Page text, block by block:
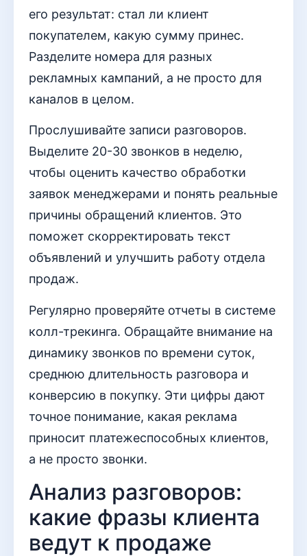
его результат: стал ли клиент
покупателем, какую сумму принес.
Разделите номера для разных
рекламных кампаний, а не просто для
каналов в целом.
Прослушивайте записи разговоров.
Выделите 20-30 звонков в неделю,
чтобы оценить качество обработки
заявок менеджерами и понять реальные
причины обращений клиентов. Это
поможет скорректировать текст
объявлений и улучшить работу отдела
продаж.
Регулярно проверяйте отчеты в системе
колл-трекинга. Обращайте внимание на
динамику звонков по времени суток,
среднюю длительность разговора и
конверсию в покупку. Эти цифры дают
точное понимание, какая реклама
приносит платежеспособных клиентов,
а не просто звонки.
Анализ разговоров:
какие фразы клиента
ведут к продаже